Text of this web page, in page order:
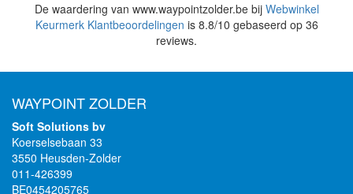
De waardering van www.waypointzolder.be bij Webwinkel
Keurmerk Klantbeoordelingen is 8.8/10 gebaseerd op 36
reviews.
WAYPOINT ZOLDER
Soft Solutions bv
Koerselsebaan 33
3550 Heusden-Zolder
011-426399
BE0454205765